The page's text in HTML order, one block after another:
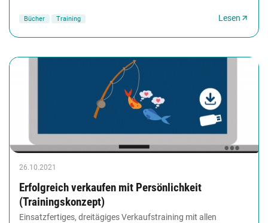
Bücher Training Lesen
26.10.2021
Erfolgreich verkaufen mit Persönlichkeit
(Trainingskonzept)
Einsatzfertiges, dreitägiges Verkaufstraining mit allen